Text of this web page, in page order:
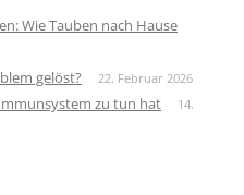
Wie Tauben nach Hause
gelöst? 22. Februar 2026
zu tun hat
14.